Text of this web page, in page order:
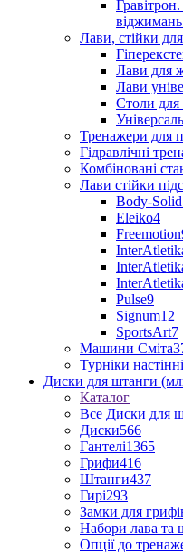
віджимань
Лави, стійки
Лави для
Лави
Столи для
Тренажери для
Гідравлічні
Комбіновані
Лави стійки
Body-Solid
Eleiko4
Freemotion
Pulse9
Signum12
SportsArt7
Машини Сміта
Турніки
Диски для штанги
Каталог
Все Диски для
Диски566
Гантелі1365
Грифи416
Штанги437
Гирі293
Замки для
Набори лава та
Опції до